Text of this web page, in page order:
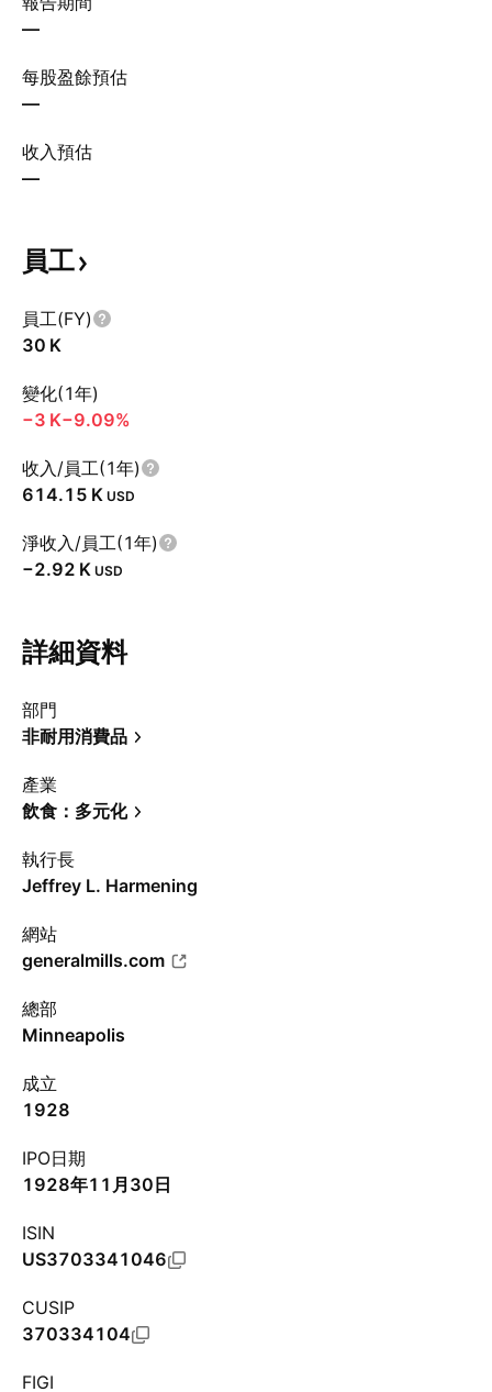
—
每股盈餘預估
—
收入預估
—
員工
員工(FY)
‪30 K‬
變化(1年)
‪−3 K‬−9.09%
收入/員工(1年)
‪614.15 K‬ USD
淨收入/員工(1年)
‪−2.92 K‬ USD
詳細資料
部門
非耐用消費品
產業
飲食：多元化
執行長
Jeffrey L. Harmening
網站
generalmills.com
總部
Minneapolis
成立
1928
IPO日期
1928年11月30日
ISIN
US3703341046
CUSIP
370334104
FIGI